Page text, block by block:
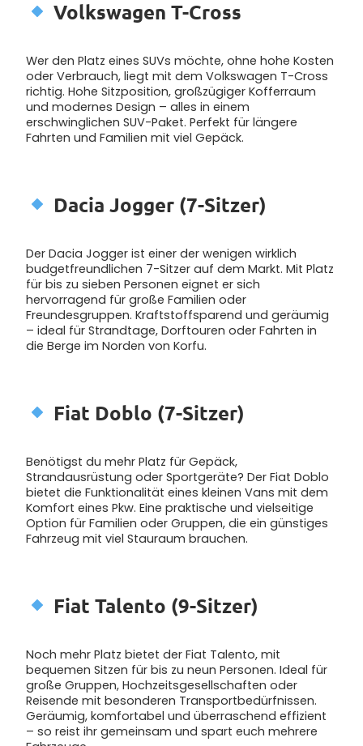
Volkswagen T-Cross
Wer den Platz eines SUVs möchte, ohne hohe Kosten
oder Verbrauch, liegt mit dem Volkswagen T-Cross
richtig. Hohe Sitzposition, großzügiger Kofferraum
und modernes Design – alles in einem
erschwinglichen SUV-Paket. Perfekt für längere
Fahrten und Familien mit viel Gepäck.
Dacia Jogger (7-Sitzer)
Der Dacia Jogger ist einer der wenigen wirklich
budgetfreundlichen 7-Sitzer auf dem Markt. Mit Platz
für bis zu sieben Personen eignet er sich
hervorragend für große Familien oder
Freundesgruppen. Kraftstoffsparend und geräumig
– ideal für Strandtage, Dorftouren oder Fahrten in
die Berge im Norden von Korfu.
Fiat Doblo (7-Sitzer)
Benötigst du mehr Platz für Gepäck,
Strandausrüstung oder Sportgeräte? Der Fiat Doblo
bietet die Funktionalität eines kleinen Vans mit dem
Komfort eines Pkw. Eine praktische und vielseitige
Option für Familien oder Gruppen, die ein günstiges
Fahrzeug mit viel Stauraum brauchen.
Fiat Talento (9-Sitzer)
Noch mehr Platz bietet der Fiat Talento, mit
bequemen Sitzen für bis zu neun Personen. Ideal für
große Gruppen, Hochzeitsgesellschaften oder
Reisende mit besonderen Transportbedürfnissen.
Geräumig, komfortabel und überraschend effizient
– so reist ihr gemeinsam und spart euch mehrere